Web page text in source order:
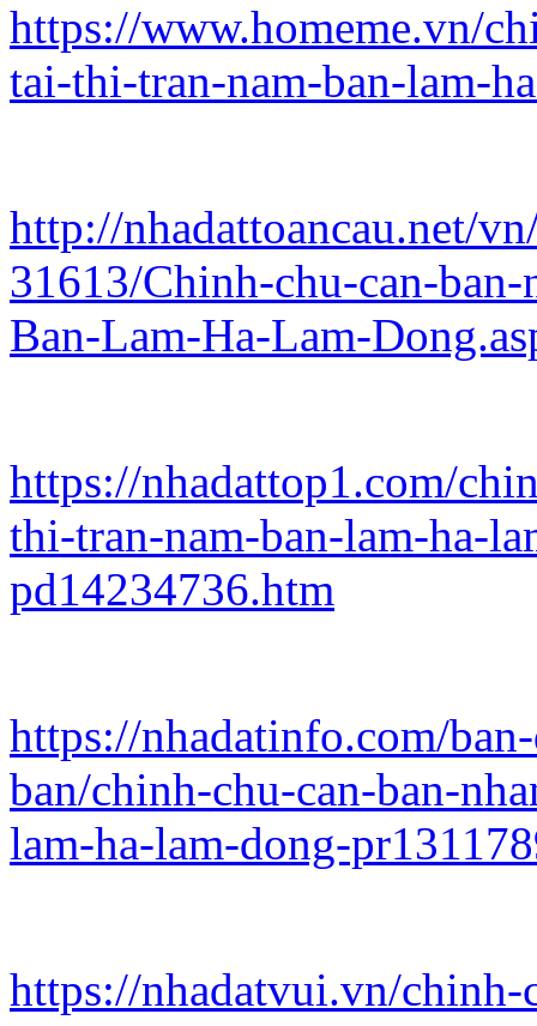
https://www.homeme.vn/
tai-thi-tran-nam-ban-lam-
http://nhadattoancau.net/
31613/Chinh-chu-can-
Ban-Lam-Ha-Lam-
https://nhadattop1.com/
thi-tran-nam-ban-lam-ha-
pd14234736.htm
https://nhadatinfo.com/
ban/chinh-chu-can-ban-
lam-ha-lam-dong-
https://nhadatvui.vn/